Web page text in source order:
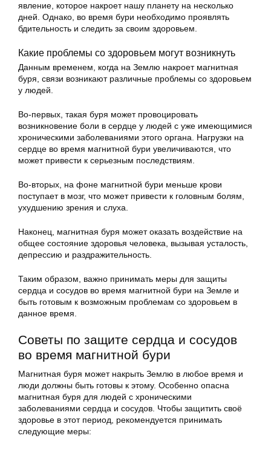
явление, которое накроет нашу планету на несколько
дней. Однако, во время бури необходимо проявлять
бдительность и следить за своим здоровьем.
Какие проблемы со здоровьем могут возникнуть
Данным временем, когда на Землю накроет магнитная
буря, связи возникают различные проблемы со здоровьем
у людей.
Во-первых, такая буря может провоцировать
возникновение боли в сердце у людей с уже имеющимися
хроническими заболеваниями этого органа. Нагрузки на
сердце во время магнитной бури увеличиваются, что
может привести к серьезным последствиям.
Во-вторых, на фоне магнитной бури меньше крови
поступает в мозг, что может привести к головным болям,
ухудшению зрения и слуха.
Наконец, магнитная буря может оказать воздействие на
общее состояние здоровья человека, вызывая усталость,
депрессию и раздражительность.
Таким образом, важно принимать меры для защиты
сердца и сосудов во время магнитной бури на Земле и
быть готовым к возможным проблемам со здоровьем в
данное время.
Советы по защите сердца и сосудов
во время магнитной бури
Магнитная буря может накрыть Землю в любое время и
люди должны быть готовы к этому. Особенно опасна
магнитная буря для людей с хроническими
заболеваниями сердца и сосудов. Чтобы защитить своё
здоровье в этот период, рекомендуется принимать
следующие меры: